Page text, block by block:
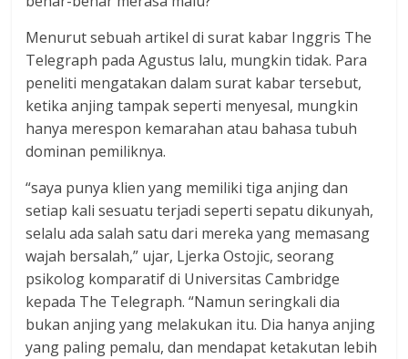
Menurut sebuah artikel di surat kabar Inggris The
Telegraph pada Agustus lalu, mungkin tidak. Para
peneliti mengatakan dalam surat kabar tersebut,
ketika anjing tampak seperti menyesal, mungkin
hanya merespon kemarahan atau bahasa tubuh
dominan pemiliknya.
“saya punya klien yang memiliki tiga anjing dan
setiap kali sesuatu terjadi seperti sepatu dikunyah,
selalu ada salah satu dari mereka yang memasang
wajah bersalah,” ujar, Ljerka Ostojic, seorang
psikolog komparatif di Universitas Cambridge
kepada The Telegraph. “Namun seringkali dia
bukan anjing yang melakukan itu. Dia hanya anjing
yang paling pemalu, dan mendapat ketakutan lebih